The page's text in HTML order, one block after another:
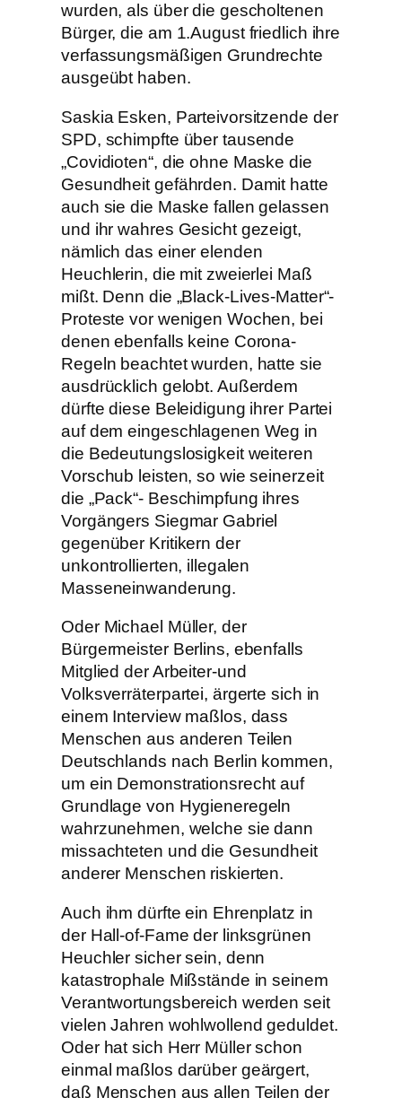
wurden, als über die gescholtenen
Bürger, die am 1.August friedlich ihre
verfassungsmäßigen Grundrechte
ausgeübt haben.
Saskia Esken, Parteivorsitzende der
SPD, schimpfte über tausende
„Covidioten“, die ohne Maske die
Gesundheit gefährden. Damit hatte
auch sie die Maske fallen gelassen
und ihr wahres Gesicht gezeigt,
nämlich das einer elenden
Heuchlerin, die mit zweierlei Maß
mißt. Denn die „Black-Lives-Matter“-
Proteste vor wenigen Wochen, bei
denen ebenfalls keine Corona-
Regeln beachtet wurden, hatte sie
ausdrücklich gelobt. Außerdem
dürfte diese Beleidigung ihrer Partei
auf dem eingeschlagenen Weg in
die Bedeutungslosigkeit weiteren
Vorschub leisten, so wie seinerzeit
die „Pack“- Beschimpfung ihres
Vorgängers Siegmar Gabriel
gegenüber Kritikern der
unkontrollierten, illegalen
Masseneinwanderung.
Oder Michael Müller, der
Bürgermeister Berlins, ebenfalls
Mitglied der Arbeiter-und
Volksverräterpartei, ärgerte sich in
einem Interview maßlos, dass
Menschen aus anderen Teilen
Deutschlands nach Berlin kommen,
um ein Demonstrationsrecht auf
Grundlage von Hygieneregeln
wahrzunehmen, welche sie dann
missachteten und die Gesundheit
anderer Menschen riskierten.
Auch ihm dürfte ein Ehrenplatz in
der Hall-of-Fame der linksgrünen
Heuchler sicher sein, denn
katastrophale Mißstände in seinem
Verantwortungsbereich werden seit
vielen Jahren wohlwollend geduldet.
Oder hat sich Herr Müller schon
einmal maßlos darüber geärgert,
daß Menschen aus allen Teilen der